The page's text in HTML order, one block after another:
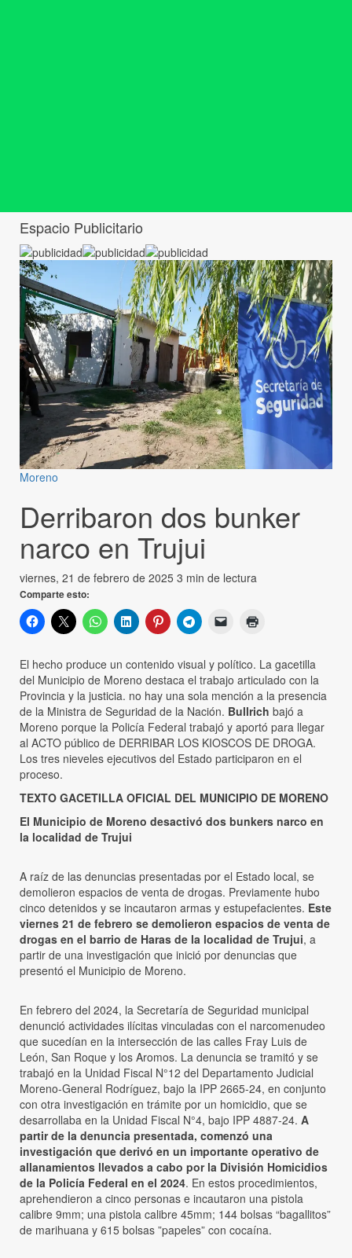
Espacio Publicitario
Moreno
Derribaron dos bunker
narco en Trujui
viernes, 21 de febrero de 2025 3 min de lectura
Comparte esto:
El hecho produce un contenido visual y político. La gacetilla
del Municipio de Moreno destaca el trabajo articulado con la
Provincia y la justicia. no hay una sola mención a la presencia
de la Ministra de Seguridad de la Nación. Bullrich bajó a
Moreno porque la Policía Federal trabajó y aportó para llegar
al ACTO público de DERRIBAR LOS KIOSCOS DE DROGA.
Los tres nieveles ejecutivos del Estado participaron en el
proceso.
TEXTO GACETILLA OFICIAL DEL MUNICIPIO DE MORENO
El Municipio de Moreno desactivó dos bunkers narco en
la localidad de Trujui
A raíz de las denuncias presentadas por el Estado local, se
demolieron espacios de venta de drogas. Previamente hubo
cinco detenidos y se incautaron armas y estupefacientes. Este
viernes 21 de febrero se demolieron espacios de venta de
drogas en el barrio de Haras de la localidad de Trujui, a
partir de una investigación que inició por denuncias que
presentó el Municipio de Moreno.
En febrero del 2024, la Secretaría de Seguridad municipal
denunció actividades ilícitas vinculadas con el narcomenudeo
que sucedían en la intersección de las calles Fray Luis de
León, San Roque y los Aromos. La denuncia se tramitó y se
trabajó en la Unidad Fiscal N°12 del Departamento Judicial
Moreno-General Rodríguez, bajo la IPP 2665-24, en conjunto
con otra investigación en trámite por un homicidio, que se
desarrollaba en la Unidad Fiscal N°4, bajo IPP 4887-24. A
partir de la denuncia presentada, comenzó una
investigación que derivó en un importante operativo de
allanamientos llevados a cabo por la División Homicidios
de la Policía Federal en el 2024. En estos procedimientos,
aprehendieron a cinco personas e incautaron una pistola
calibre 9mm; una pistola calibre 45mm; 144 bolsas “bagallitos”
de marihuana y 615 bolsas ”papeles” con cocaína.